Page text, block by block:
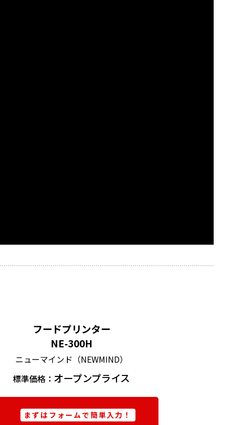
フードプリンター
NE-300H
ニューマインド（NEWMIND）
標準価格： オープンプライス
まずはフォームで簡単入力！